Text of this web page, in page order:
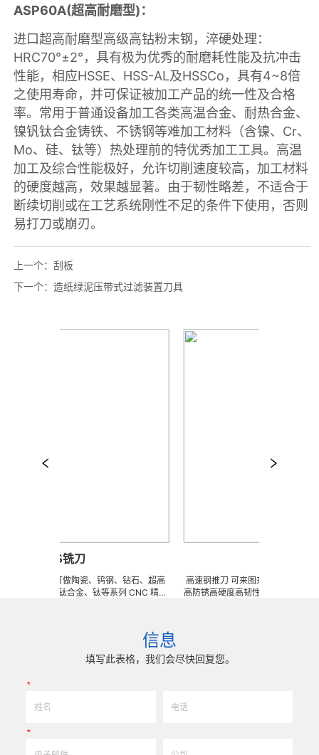
上一个： 刮板
下一个： 造纸绿泥压带式过滤装置刀具
ABS铣刀
样任意订做陶瓷、钨钢、钻石、超高
不锈钢、钛合金、钛等系列 CNC 精密
质和高可至士 0.0005mm( ± 0.5um)
，实现高效率、低成本的应用。
高速钢推刀 可来图来样任意订做陶瓷、
高防锈高硬度高韧性不锈钢、钛合金、
长、超薄、超耐磨、耐冲击、高精密度
工，具有完美的刃口品质和高可至士
0.5um) 的尺寸公差，实现高效率、低
信息
填写此表格，我们会尽快回复您。
*
*